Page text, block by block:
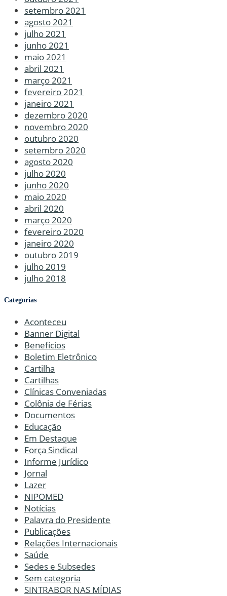
setembro 2021
agosto 2021
julho 2021
junho 2021
maio 2021
abril 2021
março 2021
fevereiro 2021
janeiro 2021
dezembro 2020
novembro 2020
outubro 2020
setembro 2020
agosto 2020
julho 2020
junho 2020
maio 2020
abril 2020
março 2020
fevereiro 2020
janeiro 2020
outubro 2019
julho 2019
julho 2018
Categorias
Aconteceu
Banner Digital
Benefícios
Boletim Eletrônico
Cartilha
Cartilhas
Clínicas Conveniadas
Colônia de Férias
Documentos
Educação
Em Destaque
Força Sindical
Informe Jurídico
Jornal
Lazer
NIPOMED
Notícias
Palavra do Presidente
Publicações
Relações Internacionais
Saúde
Sedes e Subsedes
Sem categoria
SINTRABOR NAS MÍDIAS